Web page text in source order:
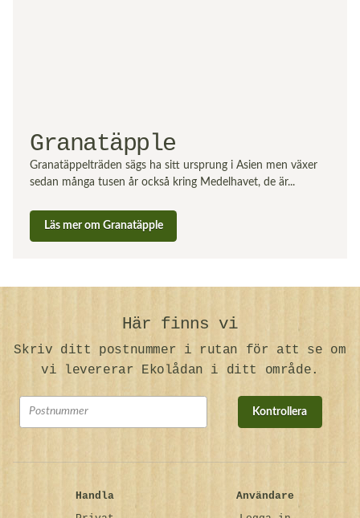
Granatäpple
Granatäppelträden sägs ha sitt ursprung i Asien men växer
sedan många tusen år också kring Medelhavet, de är...
Läs mer om Granatäpple
Här finns vi
Skriv ditt postnummer i rutan för att se om
vi levererar Ekolådan i ditt område.
Kontrollera
Handla
Användare